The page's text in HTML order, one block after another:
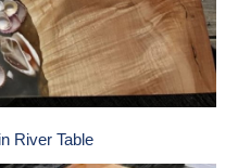
River Table